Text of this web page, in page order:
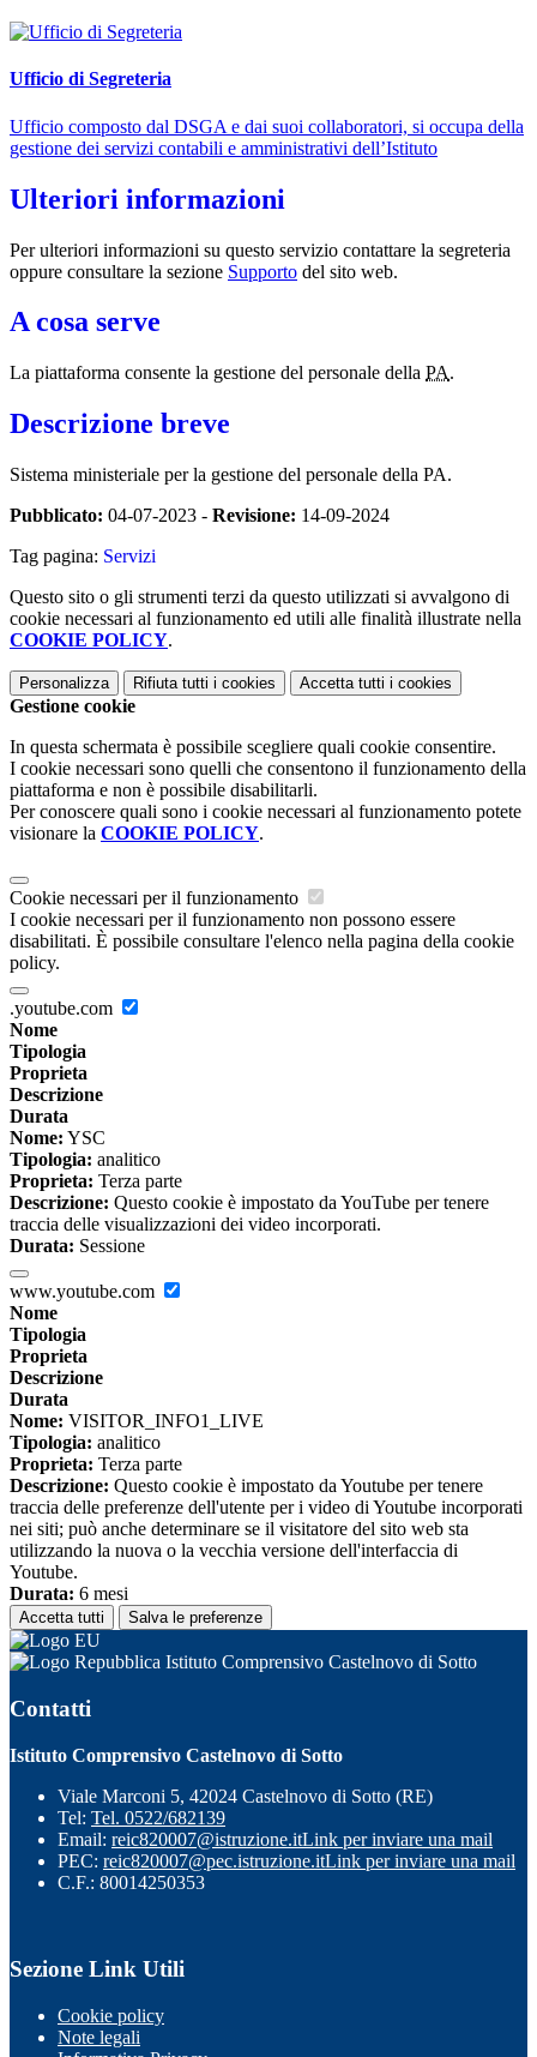
Ufficio di Segreteria
Ufficio composto dal DSGA e dai suoi collaboratori, si occupa della
gestione dei servizi contabili e amministrativi dell’Istituto
Ulteriori informazioni
Per ulteriori informazioni su questo servizio contattare la segreteria
oppure consultare la sezione Supporto del sito web.
A cosa serve
La piattaforma consente la gestione del personale della PA.
Descrizione breve
Sistema ministeriale per la gestione del personale della PA.
Pubblicato: 04-07-2023 - Revisione: 14-09-2024
Tag pagina: Servizi
Questo sito o gli strumenti terzi da questo utilizzati si avvalgono di
cookie necessari al funzionamento ed utili alle finalità illustrate nella
COOKIE POLICY.
Personalizza Rifiuta tutti i cookies Accetta tutti i cookies
Gestione cookie
In questa schermata è possibile scegliere quali cookie consentire.
I cookie necessari sono quelli che consentono il funzionamento della
piattaforma e non è possibile disabilitarli.
Per conoscere quali sono i cookie necessari al funzionamento potete
visionare la COOKIE POLICY.
Cookie necessari per il funzionamento
I cookie necessari per il funzionamento non possono essere
disabilitati. È possibile consultare l'elenco nella pagina della cookie
policy.
.youtube.com
Nome
Tipologia
Proprieta
Descrizione
Durata
Nome: YSC
Tipologia: analitico
Proprieta: Terza parte
Descrizione: Questo cookie è impostato da YouTube per tenere
traccia delle visualizzazioni dei video incorporati.
Durata: Sessione
www.youtube.com
Nome
Tipologia
Proprieta
Descrizione
Durata
Nome: VISITOR_INFO1_LIVE
Tipologia: analitico
Proprieta: Terza parte
Descrizione: Questo cookie è impostato da Youtube per tenere
traccia delle preferenze dell'utente per i video di Youtube incorporati
nei siti; può anche determinare se il visitatore del sito web sta
utilizzando la nuova o la vecchia versione dell'interfaccia di
Youtube.
Durata: 6 mesi
Accetta tutti Salva le preferenze
Istituto Comprensivo Castelnovo di Sotto
Contatti
Istituto Comprensivo Castelnovo di Sotto
Viale Marconi 5, 42024 Castelnovo di Sotto (RE)
Tel: Tel. 0522/682139
Email: reic820007@istruzione.itLink per inviare una mail
PEC: reic820007@pec.istruzione.itLink per inviare una mail
C.F.: 80014250353
Sezione Link Utili
Cookie policy
Note legali